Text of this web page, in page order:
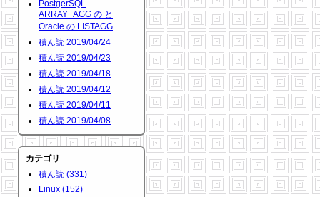
PostgerSQL
ARRAY_AGG の と
Oracle の LISTAGG
積ん読 2019/04/24
積ん読 2019/04/23
積ん読 2019/04/18
積ん読 2019/04/12
積ん読 2019/04/11
積ん読 2019/04/08
カテゴリ
積ん読 (331)
Linux (152)